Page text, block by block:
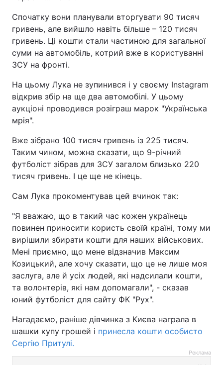
Спочатку вони планували вторгувати 90 тисяч
гривень, але вийшло навіть більше – 120 тисяч
гривень. Ці кошти стали частиною для загальної
суми на автомобіль, котрий вже в користуванні
ЗСУ на фронті.
На цьому Лука не зупинився і у своєму Instagram
відкрив збір на ще два автомобілі. У цьому
аукціоні проводився розіграш марок "Українська
мрія".
Вже зібрано 100 тисяч гривень із 225 тисяч.
Таким чином, можна сказати, що 9-річний
футболіст зібрав для ЗСУ загалом близько 220
тисяч гривень. І це ще не кінець.
Сам Лука прокоментував цей вчинок так:
"Я вважаю, що в такий час кожен українець
повинен приносити користь своїй країні, тому ми
вирішили збирати кошти для наших військових.
Мені приємно, що мене відзначив Максим
Козицький, але хочу сказати, що це не лише моя
заслуга, але й усіх людей, які надсилали кошти,
та волонтерів, які нам допомагали", - сказав
юний футболіст для сайту ФК "Рух".
Нагадаємо, раніше дівчинка з Києва награла в
шашки купу грошей і принесла кошти особисто
Сергію Притулі.
Реклама